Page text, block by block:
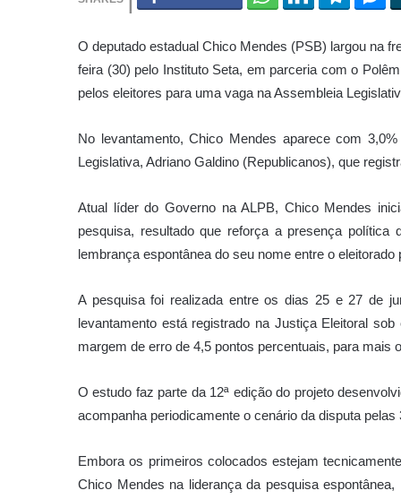
O deputado estadual Chico Mendes (PSB) largou na
feira (30) pelo Instituto Seta, em parceria com o
pelos eleitores para uma vaga na Assembleia
No levantamento, Chico Mendes aparece com
Legislativa, Adriano Galdino (Republicanos), que
Atual líder do Governo na ALPB, Chico Mendes
pesquisa, resultado que reforça a presença
lembrança espontânea do seu nome entre o eleitorado
A pesquisa foi realizada entre os dias 25 e 27 de
levantamento está registrado na Justiça Eleitoral
margem de erro de 4,5 pontos percentuais, para mais
O estudo faz parte da 12ª edição do projeto
acompanha periodicamente o cenário da disputa
Embora os primeiros colocados estejam
Chico Mendes na liderança da pesquisa